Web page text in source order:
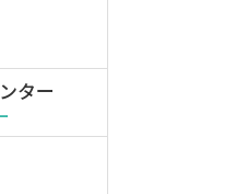
ター